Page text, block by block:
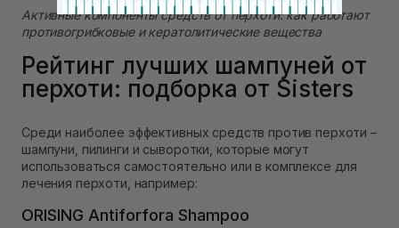
Активные компоненты средств от перхоти: как работают
противогрибковые и кератолитические вещества
Рейтинг лучших шампуней от
перхоти: подборка от Sisters
Среди наиболее эффективных средств против перхоти –
шампуни, пилинги и сыворотки, которые могут
использоваться самостоятельно или в комплексе для
лечения перхоти, например:
ORISING Antiforfora Shampoo